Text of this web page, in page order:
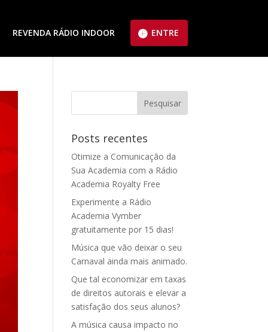
REVENDA RÁDIO INDOOR ENTRE
Posts recentes
Otimize a Comunicação da
Sua Academia com a Rádio
Academia Royalty Free
Experimente a Rádio
Academia Vymber
gratuitamente por 15 dias!
Música que vão deixar o seu
Carnaval ainda mais animado.
Que tal economizar em taxas
de direitos autorais e elevar a
satisfação dos seus alunos?
A música causa impacto no